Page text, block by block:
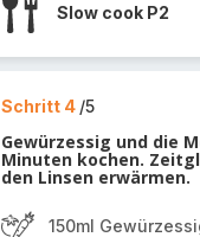
Slow cook P2
Schritt 4 /5
Gewürzessig und die
Minuten kochen.
den Linsen erwärmen.
150ml